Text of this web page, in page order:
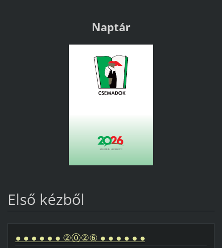
Naptár
Első kézből
● ● ● ● ● ● ②⓪②⑥ ● ● ● ● ● ●